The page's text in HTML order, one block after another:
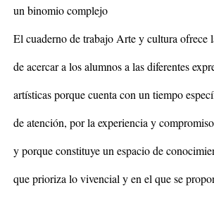
un binomio complejo
El cuaderno de trabajo Arte y cultura ofrece
de acercar a los alumnos a las diferentes
artísticas porque cuenta con un tiempo
de atención, por la experiencia y
y porque constituye un espacio de
que prioriza lo vivencial y en el que se